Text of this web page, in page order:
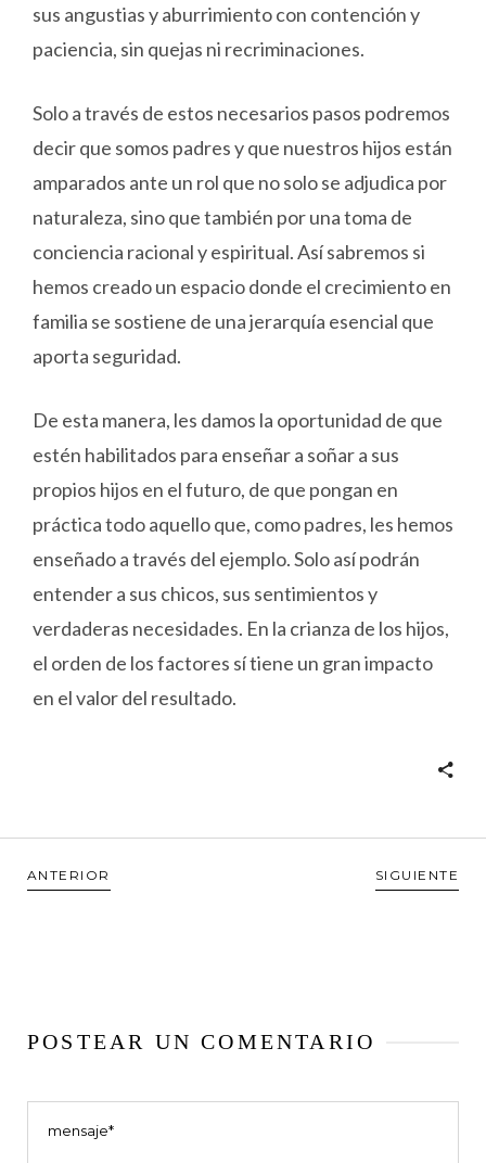
sus angustias y aburrimiento con contención y
paciencia, sin quejas ni recriminaciones.
Solo a través de estos necesarios pasos podremos
decir que somos padres y que nuestros hijos están
amparados ante un rol que no solo se adjudica por
naturaleza, sino que también por una toma de
conciencia racional y espiritual. Así sabremos si
hemos creado un espacio donde el crecimiento en
familia se sostiene de una jerarquía esencial que
aporta seguridad.
De esta manera, les damos la oportunidad de que
estén habilitados para enseñar a soñar a sus
propios hijos en el futuro, de que pongan en
práctica todo aquello que, como padres, les hemos
enseñado a través del ejemplo. Solo así podrán
entender a sus chicos, sus sentimientos y
verdaderas necesidades. En la crianza de los hijos,
el orden de los factores sí tiene un gran impacto
en el valor del resultado.
ANTERIOR SIGUIENTE
POSTEAR UN COMENTARIO